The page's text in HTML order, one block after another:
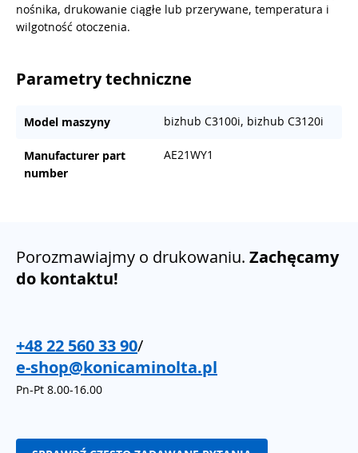
nośnika, drukowanie ciągłe lub przerywane, temperatura i
wilgotność otoczenia.
Parametry techniczne
Model maszyny bizhub C3100i, bizhub C3120i
Manufacturer part
number
AE21WY1
Porozmawiajmy o drukowaniu. Zachęcamy
do kontaktu!
+48 22 560 33 90/
e-shop@konicaminolta.pl
Pn-Pt 8.00-16.00